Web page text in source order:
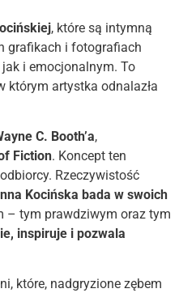
, które są intymną
grafikach i fotografiach
i emocjonalnym. To
którym artystka odnalazła
C. Booth’a,
Fiction. Koncept ten
Rzeczywistość
Kocińska bada w swoich
– tym prawdziwym oraz tym
inspiruje i pozwala
które, nadgryzione zębem